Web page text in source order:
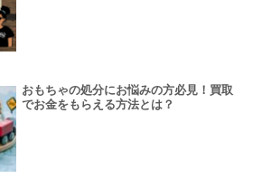
おもちゃの処分にお悩みの方必見！買取
でお金をもらえる方法とは？